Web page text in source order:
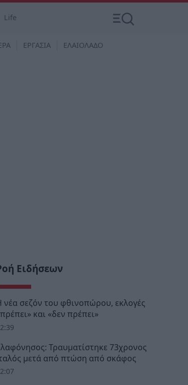
Life
ΕΡΓΑΣΙΑ ΕΛΑΙΟΛΑΔΟ
Ειδήσεων
νέα σεζόν του φθινοπώρου, εκλογές
και «δεν πρέπει»
Τραυματίστηκε 73χρονος
μετά από πτώση από σκάφος